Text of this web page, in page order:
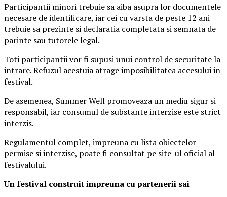
Participantii minori trebuie sa aiba asupra lor documentele
necesare de identificare, iar cei cu varsta de peste 12 ani
trebuie sa prezinte si declaratia completata si semnata de
parinte sau tutorele legal.
Toti participantii vor fi supusi unui control de securitate la
intrare. Refuzul acestuia atrage imposibilitatea accesului in
festival.
De asemenea, Summer Well promoveaza un mediu sigur si
responsabil, iar consumul de substante interzise este strict
interzis.
Regulamentul complet, impreuna cu lista obiectelor
permise si interzise, poate fi consultat pe site-ul oficial al
festivalului.
Un festival construitimpreuna cu partenerii sai